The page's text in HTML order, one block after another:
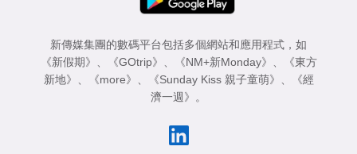
新傳媒集團的數碼平台包括多個網站和應用程式，如
《新假期》
《GOtrip》 《NM+新Monday》
《東方
新地》
《more》 《Sunday Kiss 親子童萌》
《經
濟一週》
。